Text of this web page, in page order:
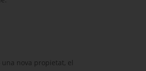
una nova propietat, el